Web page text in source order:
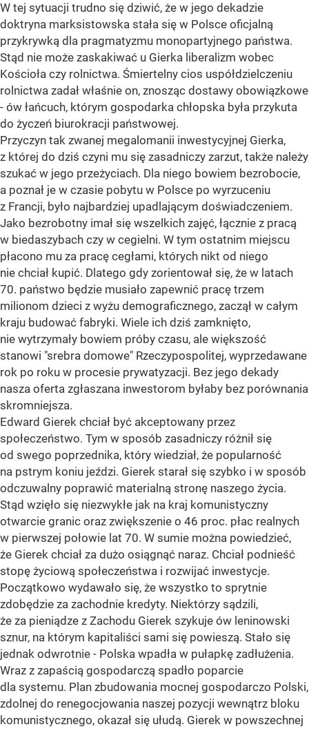
W tej sytuacji trudno się dziwić, że w jego dekadzie
doktryna marksistowska stała się w Polsce oficjalną
przykrywką dla pragmatyzmu monopartyjnego państwa.
Stąd nie może zaskakiwać u Gierka liberalizm wobec
Kościoła czy rolnictwa. Śmiertelny cios uspółdzielczeniu
rolnictwa zadał właśnie on, znosząc dostawy obowiązkowe
- ów łańcuch, którym gospodarka chłopska była przykuta
do życzeń biurokracji państwowej.
Przyczyn tak zwanej megalomanii inwestycyjnej Gierka,
z której do dziś czyni mu się zasadniczy zarzut, także należy
szukać w jego przeżyciach. Dla niego bowiem bezrobocie,
a poznał je w czasie pobytu w Polsce po wyrzuceniu
z Francji, było najbardziej upadlającym doświadczeniem.
Jako bezrobotny imał się wszelkich zajęć, łącznie z pracą
w biedaszybach czy w cegielni. W tym ostatnim miejscu
płacono mu za pracę cegłami, których nikt od niego
nie chciał kupić. Dlatego gdy zorientował się, że w latach
70. państwo będzie musiało zapewnić pracę trzem
milionom dzieci z wyżu demograficznego, zaczął w całym
kraju budować fabryki. Wiele ich dziś zamknięto,
nie wytrzymały bowiem próby czasu, ale większość
stanowi "srebra domowe" Rzeczypospolitej, wyprzedawane
rok po roku w procesie prywatyzacji. Bez jego dekady
nasza oferta zgłaszana inwestorom byłaby bez porównania
skromniejsza.
Edward Gierek chciał być akceptowany przez
społeczeństwo. Tym w sposób zasadniczy różnił się
od swego poprzednika, który wiedział, że popularność
na pstrym koniu jeździ. Gierek starał się szybko i w sposób
odczuwalny poprawić materialną stronę naszego życia.
Stąd wzięło się niezwykłe jak na kraj komunistyczny
otwarcie granic oraz zwiększenie o 46 proc. płac realnych
w pierwszej połowie lat 70. W sumie można powiedzieć,
że Gierek chciał za dużo osiągnąć naraz. Chciał podnieść
stopę życiową społeczeństwa i rozwijać inwestycje.
Początkowo wydawało się, że wszystko to sprytnie
zdobędzie za zachodnie kredyty. Niektórzy sądzili,
że za pieniądze z Zachodu Gierek szykuje ów leninowski
sznur, na którym kapitaliści sami się powieszą. Stało się
jednak odwrotnie - Polska wpadła w pułapkę zadłużenia.
Wraz z zapaścią gospodarczą spadło poparcie
dla systemu. Plan zbudowania mocnej gospodarczo Polski,
zdolnej do renegocjowania naszej pozycji wewnątrz bloku
komunistycznego, okazał się ułudą. Gierek w powszechnej